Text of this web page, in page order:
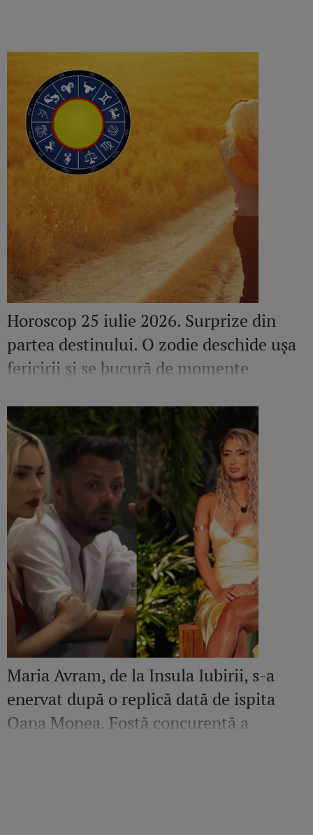
Horoscop 25 iulie 2026. Surprize din
partea destinului. O zodie deschide ușa
fericirii și se bucură de momente
Maria Avram, de la Insula Iubirii, s-a
enervat după o replică dată de ispita
Oana Monea. Fostă concurentă a